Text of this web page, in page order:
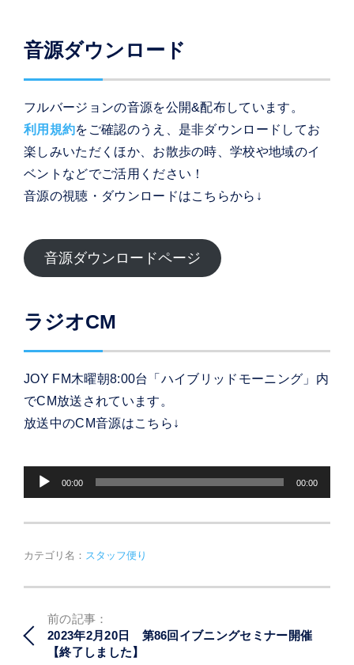
音源ダウンロード
フルバージョンの音源を公開&配布しています。
利用規約をご確認のうえ、是非ダウンロードしてお
楽しみいただくほか、お散歩の時、学校や地域のイ
ベントなどでご活用ください！
音源の視聴・ダウンロードはこちらから↓
音源ダウンロードページ
ラジオCM
JOY FM木曜朝8:00台「ハイブリッドモーニング」内
でCM放送されています。
放送中のCM音源はこちら↓
プ
ー
00:00 00:00
カテゴリ名： スタッフ便り
稿
ナ
前の記事：
2023年2月20日 第86回イブニングセミナー開催
【終了しました】